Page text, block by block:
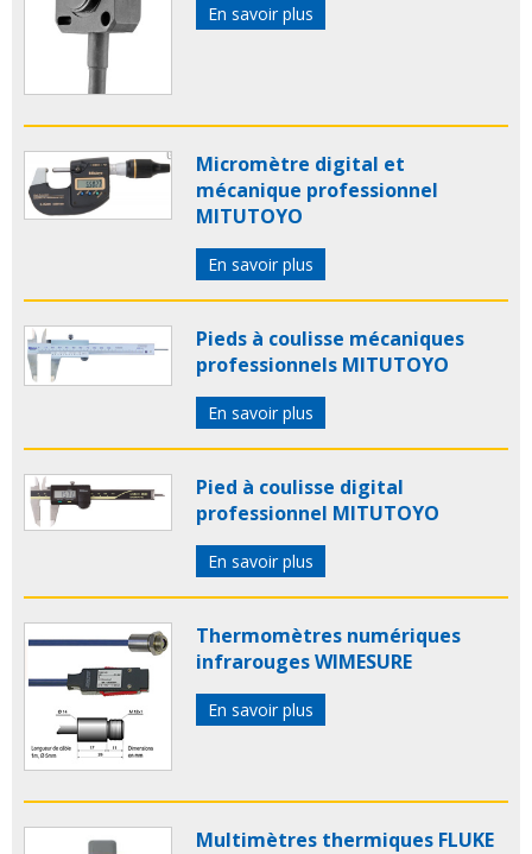
En savoir plus
Micromètre digital et
mécanique professionnel
MITUTOYO
En savoir plus
Pieds à coulisse mécaniques
professionnels MITUTOYO
En savoir plus
Pied à coulisse digital
professionnel MITUTOYO
En savoir plus
Thermomètres numériques
infrarouges WIMESURE
En savoir plus
Multimètres thermiques FLUKE